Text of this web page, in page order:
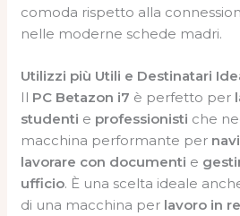
comoda rispetto alla
nelle moderne schede madri.
Utilizzi più Utili e Destinatari
Il PC Betazon i7 è perfetto per
studenti e professionisti che
macchina performante per
lavorare con documenti e
ufficio. È una scelta ideale
di una macchina per lavoro in